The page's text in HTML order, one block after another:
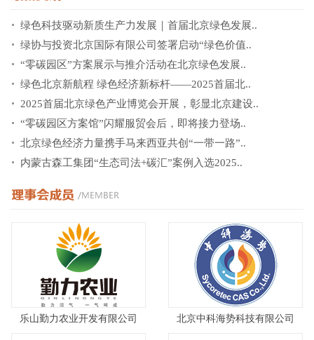
绿色科技驱动新质生产力发展｜首届北京绿色发展..
绿协与投资北京国际有限公司签署启动“绿色价值..
“零碳园区”方案展示与推介活动在北京绿色发展..
绿色北京新航程 绿色经济新标杆——2025首届北..
2025首届北京绿色产业博览会开展，彰显北京建设..
“零碳园区方案馆”闪耀服贸会后，即将接力登场..
北京绿色经济力量携手马来西亚共创“一带一路”..
内蒙古森工集团“生态司法+碳汇”案例入选2025..
乐山勤力农业开发有限公司 北京中科海势科技有限公司